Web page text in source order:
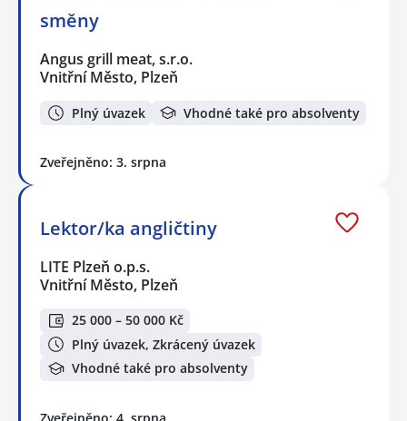
směny
Angus grill meat, s.r.o.
Vnitřní Město, Plzeň
Plný úvazek Vhodné také pro absolventy
Zveřejněno: 3. srpna
Lektor/ka angličtiny
LITE Plzeň o.p.s.
Vnitřní Město, Plzeň
25 000 – 50 000 Kč
Plný úvazek, Zkrácený úvazek
Vhodné také pro absolventy
Zveřejněno: 4. srpna